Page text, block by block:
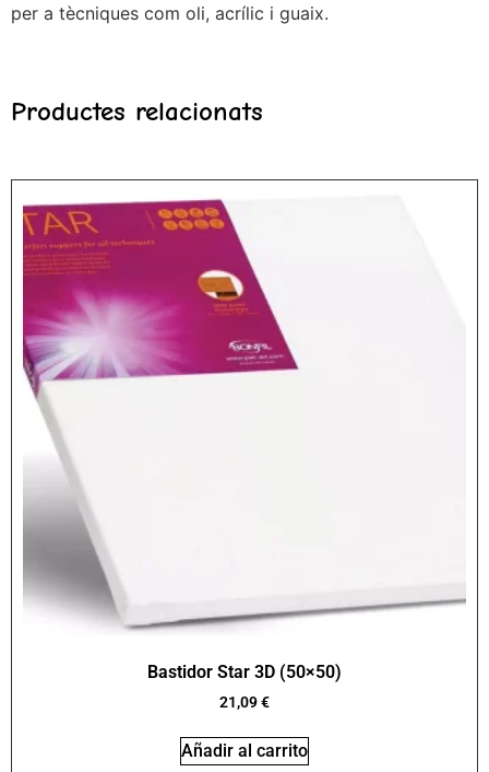
per a tècniques com oli, acrílic i guaix.
Productes relacionats
Bastidor Star 3D (50×50)
21,09€
Añadir al carrito